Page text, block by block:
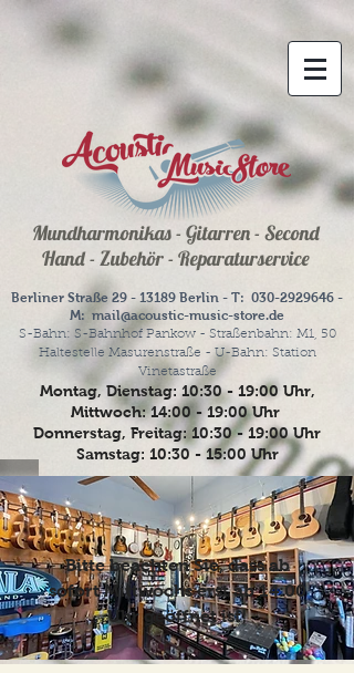
Berliner Straße 29 - 13189 Berlin - T: 030-2929646 -
M: mail@acoustic-music-store.de
S-Bahn: S-Bahnhof Pankow - Straßenbahn: M1, 50
Haltestelle Masurenstraße - U-Bahn: Station
Vinetastraße
Montag, Dienstag: 10:30 - 19:00 Uhr,
Mittwoch: 14:00 - 19:00 Uhr
Donnerstag, Freitag: 10:30 - 19:00 Uhr
Samstag: 10:30 - 15:00 Uhr
Mundharmonikas - Gitarren - Second
Hand - Zubehör - Reparaturservice
Bitte beachten Sie, dass ab
sofort Mittwochs erst ab 14:00
Uhr geöffnet ist!